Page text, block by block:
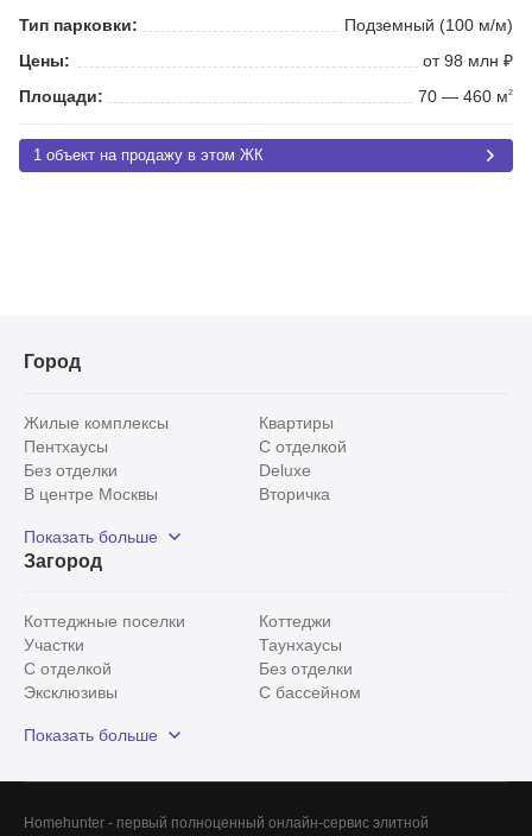
Тип парковки:
Подземный (100 м/м)
Цены:
от 98 млн ₽
Площади:
70 — 460 м2
1 объект на продажу в этом ЖК
Город
Жилые комплексы
Квартиры
Пентхаусы
С отделкой
Без отделки
Deluxe
В центре Москвы
Вторичка
Рядом с парком
С панорамными окнами
Показать больше
Загород
Коттеджные поселки
Коттеджи
Участки
Таунхаусы
С отделкой
Без отделки
Эксклюзивы
С бассейном
Красногорский район
Показать больше
Homehunter - первый полноценный онлайн-сервис элитной